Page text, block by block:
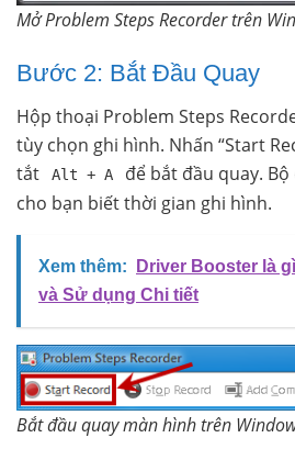
Mở Problem Steps Recorder trên
Bước 2: Bắt Đầu Quay
Hộp thoại Problem Steps
tùy chọn ghi hình. Nhấn “Start
tắt
Alt + A
để bắt đầu quay.
cho bạn biết thời gian ghi hình.
Xem thêm:
Driver Booster là
và Sử dụng Chi tiết
Bắt đầu quay màn hình trên